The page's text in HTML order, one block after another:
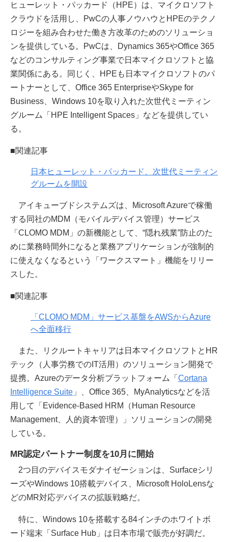
ヒューレット・パッカード（HPE）は、マイクロソフト
クラウドを活用し、PwCの人事ノウハウとHPEのテクノ
ロジーを組み合わせた働き方改革のためのソリューショ
ンを提供している。PwCは、Dynamics 365やOffice 365
などのコンサルティング事業で日本マイクロソフトと協
業関係にある。同じく、HPEも日本マイクロソフトのパ
ートナーとして、Office 365 EnterpriseやSkype for
Business、Windows 10を取り入れた次世代ミーティン
グルーム「HPE Intelligent Spaces」などを提供してい
る。
■関連記事
日本ヒューレット・パッカード、次世代ミーティン
グルームを開設
アイキューブドシステムズは、Microsoft Azureで稼働
する同社のMDM（モバイルデバイス管理）サービス
「CLOMO MDM」の新機能として、“隠れ残業”防止のた
めに業務時間外になると業務アプリケーションが強制的
に使えなくなるという「ワークスマート」機能をリリー
スした。
■関連記事
「CLOMO MDM」サービス基盤をAWSからAzure
へ全面移行
また、リクルートキャリアは日本マイクロソフトとHR
テック（人事労務でのIT活用）のソリューション開発で
提携。Azureのデータ分析プラットフォーム「 Cortana
Intelligence Suite 」、Office 365、MyAnalyticsなどを活
用して「Evidence-Based HRM（Human Resource
Management、人的資本管理）」ソリューションの開発
している。
MR認定パートナー制度を10月に開始
2つ目のデバイスモダナイゼーションは、Surfaceシリ
ーズやWindows 10搭載デバイス、Microsoft HoloLensな
どのMR対応デバイスの拡販戦略だ。
特に、Windows 10を搭載する84インチのホワイトボ
ード端末「Surface Hub」は日本市場で販売が好調だ。